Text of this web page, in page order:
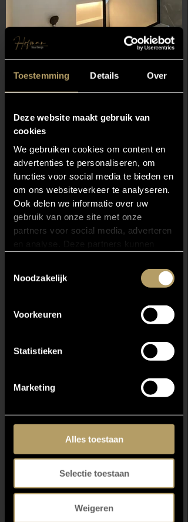
Toestemming Details Over
Deze website maakt gebruik van
cookies
We gebruiken cookies om content en
advertenties te personaliseren, om
functies voor social media te bieden en
om ons websiteverkeer te analyseren.
Ook delen we informatie over uw
gebruik van onze site met onze
partners voor social media, adverteren
en analyse. Deze partners kunnen
andere informatie die u aan ze heeft
verstrekt of die ze hebben verzameld
services.
Noodzakelijk
Voorkeuren
Statistieken
Marketing
Alles toestaan
Selectie toestaan
Weigeren
Douche raam met
horizontale ligger
Klaar Gelaagd Glas 33.2
Enkele Horizontale ligger
Handgetrokken Mastiek
Offerte aanvraag